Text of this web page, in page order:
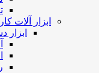
ابزار آلات